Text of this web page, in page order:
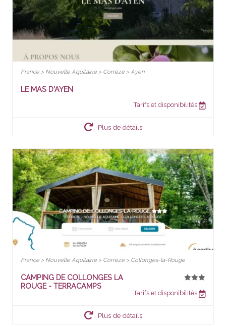
France > Nouvelle Aquitaine > Corrèze > Ayen
LE MAS D'AYEN
Tarifs et disponibilités
Plus de détails
France > Nouvelle Aquitaine > Corrèze > Collonges-la-Rouge
CAMPING DE COLLONGES LA
ROUGE - TERRACAMPS
Tarifs et disponibilités
Plus de détails